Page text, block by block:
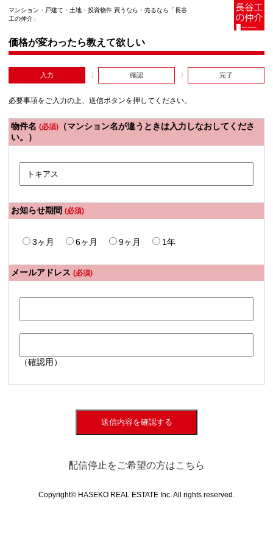
マンション・戸建て・土地・投資物件 買うなら・売るなら「長谷
工の仲介」
価格が変わったら教えて欲しい
入力 確認 完了
必要事項をご入力の上、送信ボタンを押してください。
物件名 (必須) （マンション名が違うときは入力しなおしてくださ
い。）
お知らせ期間 (必須)
3ヶ月 6ヶ月 9ヶ月 1年
メールアドレス (必須)
（確認用）
送信内容を確認する
配信停止をご希望の方はこちら
Copyright© HASEKO REAL ESTATE Inc. All rights reserved.